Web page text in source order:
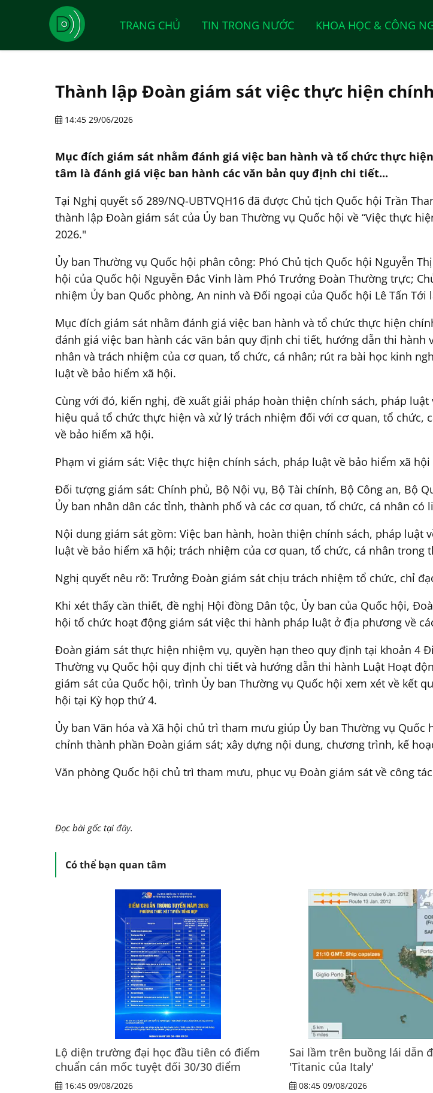
TRANG CHỦ TIN TRONG NƯỚC KHOA HỌC & CÔNG
Thành lập Đoàn giám sát việc thực hiện
14:45 29/06/2026
Mục đích giám sát nhằm đánh giá việc ban hành và tổ chức thực
tâm là đánh giá việc ban hành các văn bản quy định chi tiết...
Tại Nghị quyết số 289/NQ-UBTVQH16 đã được Chủ tịch Quốc hội Trần
thành lập Đoàn giám sát của Ủy ban Thường vụ Quốc hội về “Việc thực
2026."
Ủy ban Thường vụ Quốc hội phân công: Phó Chủ tịch Quốc hội Nguyễn
hội của Quốc hội Nguyễn Đắc Vinh làm Phó Trưởng Đoàn Thường trực;
nhiệm Ủy ban Quốc phòng, An ninh và Đối ngoại của Quốc hội Lê Tấn
Mục đích giám sát nhằm đánh giá việc ban hành và tổ chức thực hiện
đánh giá việc ban hành các văn bản quy định chi tiết, hướng dẫn thi
nhân và trách nhiệm của cơ quan, tổ chức, cá nhân; rút ra bài học kinh
luật về bảo hiểm xã hội.
Cùng với đó, kiến nghị, đề xuất giải pháp hoàn thiện chính sách, pháp
hiệu quả tổ chức thực hiện và xử lý trách nhiệm đối với cơ quan, tổ
về bảo hiểm xã hội.
Phạm vi giám sát: Việc thực hiện chính sách, pháp luật về bảo hiểm xã
Đối tượng giám sát: Chính phủ, Bộ Nội vụ, Bộ Tài chính, Bộ Công an, Bộ
Ủy ban nhân dân các tỉnh, thành phố và các cơ quan, tổ chức, cá nhân có
Nội dung giám sát gồm: Việc ban hành, hoàn thiện chính sách, pháp
luật về bảo hiểm xã hội; trách nhiệm của cơ quan, tổ chức, cá nhân
Nghị quyết nêu rõ: Trưởng Đoàn giám sát chịu trách nhiệm tổ chức, chỉ
Khi xét thấy cần thiết, đề nghị Hội đồng Dân tộc, Ủy ban của Quốc hội,
hội tổ chức hoạt động giám sát việc thi hành pháp luật ở địa phương về
Đoàn giám sát thực hiện nhiệm vụ, quyền hạn theo quy định tại khoản 4
Thường vụ Quốc hội quy định chi tiết và hướng dẫn thi hành Luật Hoạt
giám sát của Quốc hội, trình Ủy ban Thường vụ Quốc hội xem xét về kết
hội tại Kỳ họp thứ 4.
Ủy ban Văn hóa và Xã hội chủ trì tham mưu giúp Ủy ban Thường vụ
chỉnh thành phần Đoàn giám sát; xây dựng nội dung, chương trình, kế
Văn phòng Quốc hội chủ trì tham mưu, phục vụ Đoàn giám sát về công
Đọc bài gốc tại đây.
Có thể bạn quan tâm
Lộ diện trường đại học đầu tiên có điểm
chuẩn cán mốc tuyệt đối 30/30 điểm
16:45 09/08/2026
Sai lầm trên buồng lái dẫn
'Titanic của Italy'
08:45 09/08/2026